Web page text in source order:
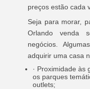
preços estão cada
Seja para morar,
Orlando venda
negócios.
adquirir uma casa
· Proximidade às
os parques
outlets;